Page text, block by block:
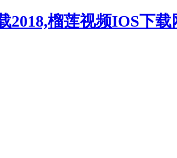
2018,榴莲视频IOS下